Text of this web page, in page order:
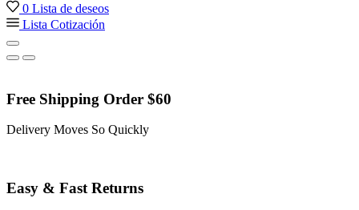
0 Lista de deseos
Lista Cotización
Free Shipping Order $60
Delivery Moves So Quickly
Easy & Fast Returns